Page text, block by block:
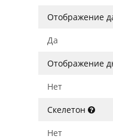
Отображение
Да
Отображение
Нет
Скелетон
Нет